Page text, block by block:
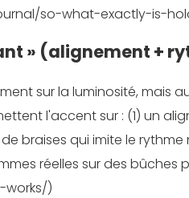
so-what-exactly-is-
» (alignement +
sur la luminosité, mais
l'accent sur : (1) un
braises qui imite le
réelles sur des bûches
works/)